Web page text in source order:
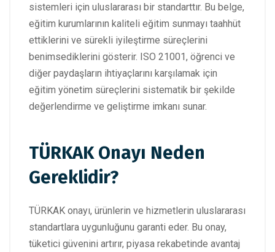
sistemleri için uluslararası bir standarttır. Bu belge,
eğitim kurumlarının kaliteli eğitim sunmayı taahhüt
ettiklerini ve sürekli iyileştirme süreçlerini
benimsediklerini gösterir. ISO 21001, öğrenci ve
diğer paydaşların ihtiyaçlarını karşılamak için
eğitim yönetim süreçlerini sistematik bir şekilde
değerlendirme ve geliştirme imkanı sunar.
TÜRKAK Onayı Neden
Gereklidir?
TÜRKAK onayı, ürünlerin ve hizmetlerin uluslararası
standartlara uygunluğunu garanti eder. Bu onay,
tüketici güvenini artırır, piyasa rekabetinde avantaj